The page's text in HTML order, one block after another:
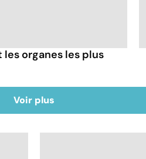
les organes les plus
Voir plus